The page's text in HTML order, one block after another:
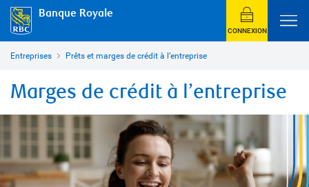
Banque Royale
CONNEXION
Entreprises Prêts et marges de crédit à l’entreprise
Marges de crédit à l’entreprise